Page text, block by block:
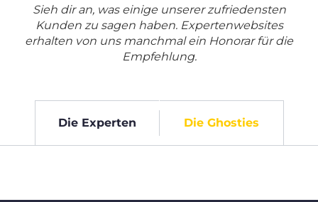
Sieh dir an, was einige unserer zufriedensten
Kunden zu sagen haben. Expertenwebsites
erhalten von uns manchmal ein Honorar für die
Empfehlung.
Die Experten Die Ghosties